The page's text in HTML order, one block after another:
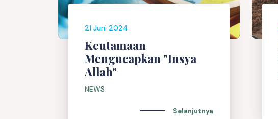
21 Juni 2024
Keutamaan
Mengucapkan "Insya
Allah"
NEWS
Selanjutnya